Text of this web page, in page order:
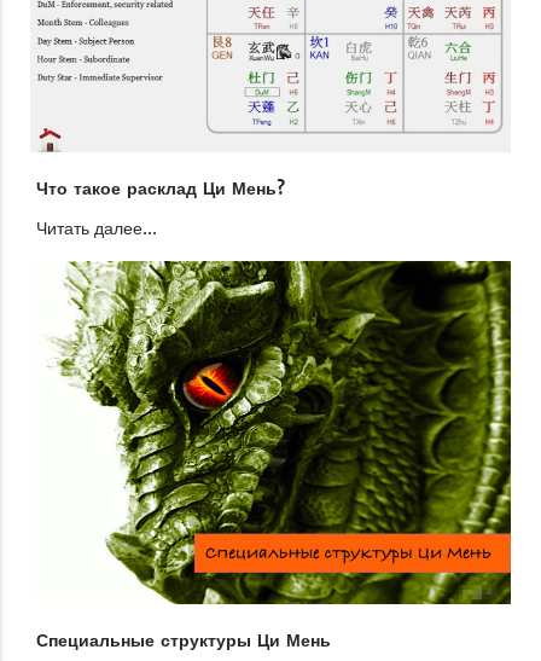
Что такое расклад Ци Мень?
Читать далее...
Специальные структуры Ци Мень